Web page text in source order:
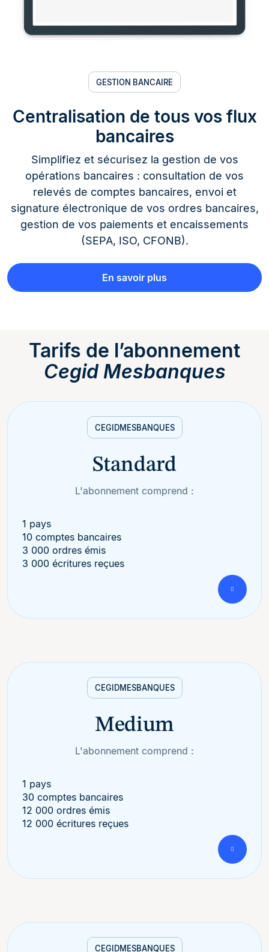
GESTION BANCAIRE
Centralisation de tous vos flux
bancaires
Simplifiez et sécurisez la gestion de vos
opérations bancaires : consultation de vos
relevés de comptes bancaires, envoi et
signature électronique de vos ordres bancaires,
gestion de vos paiements et encaissements
(SEPA, ISO, CFONB).
En savoir plus
Tarifs de l’abonnement
Cegid Mesbanques
CEGIDMESBANQUES
Standard
L'abonnement comprend :
1 pays
10 comptes bancaires
3 000 ordres émis
3 000 écritures reçues
CEGIDMESBANQUES
Medium
L'abonnement comprend :
1 pays
30 comptes bancaires
12 000 ordres émis
12 000 écritures reçues
CEGIDMESBANQUES